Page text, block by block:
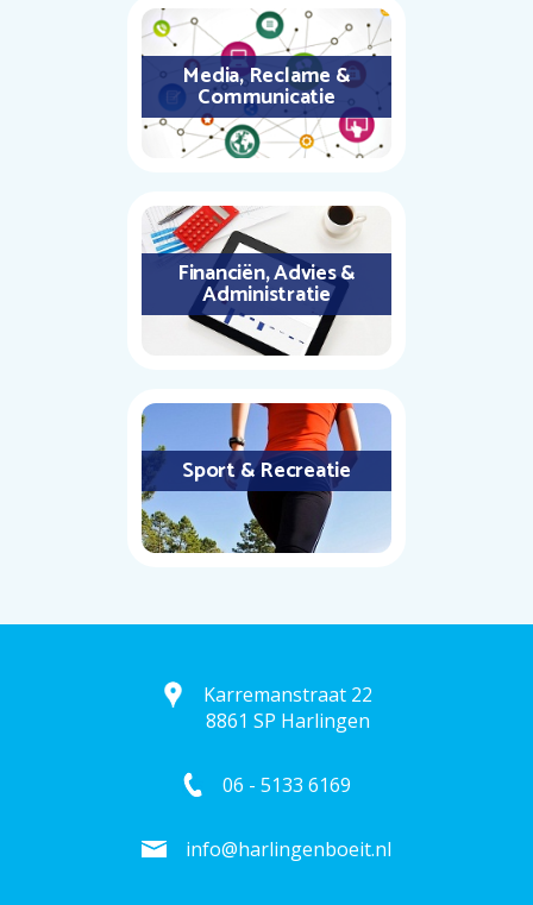
Media, Reclame &
Communicatie
Financiën, Advies &
Administratie
Sport & Recreatie
Karremanstraat 22
8861 SP Harlingen
06 - 5133 6169
info@harlingenboeit.nl